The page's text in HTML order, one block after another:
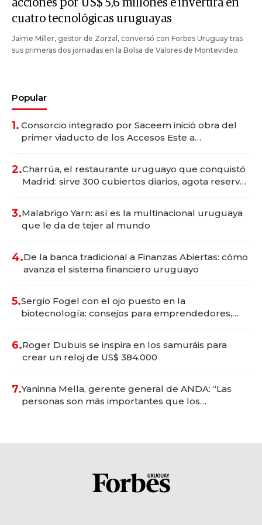
acciones por US$ 5,6 millones e invertirá en
cuatro tecnológicas uruguayas
Jaime Miller, gestor de Zorzal, conversó con Forbes Uruguay tras
sus primeras dos jornadas en la Bolsa de Valores de Montevideo.
Popular
1. Consorcio integrado por Saceem inició obra del
primer viaducto de los Accesos Este a
2.Charrúa, el restaurante uruguayo que conquistó
Madrid: sirve 300 cubiertos diarios, agota reservas
3.Malabrigo Yarn: así es la multinacional uruguaya
que le da de tejer al mundo
4.De la banca tradicional a Finanzas Abiertas: cómo
avanza el sistema financiero uruguayo
5.Sergio Fogel con el ojo puesto en la
biotecnología: consejos para emprendedores,
6.Roger Dubuis se inspira en los samuráis para
crear un reloj de US$ 384.000
7.Yaninna Mella, gerente general de ANDA: “Las
personas son más importantes que los